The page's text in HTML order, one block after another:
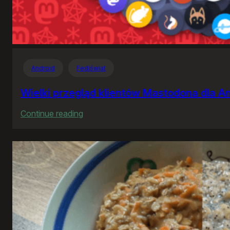
Android Fediświat
Wielki przegląd klientów Mastodona dla
Continue reading
przegląd
klientów
Mastodona
dla
Androida